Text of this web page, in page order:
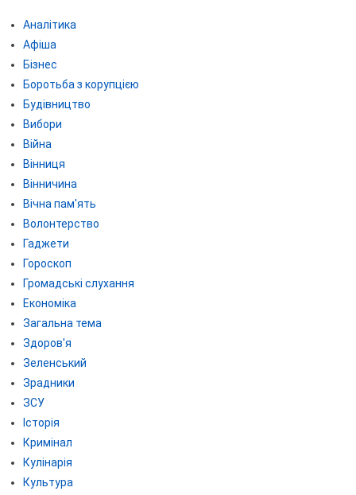
Аналітика
Афіша
Бізнес
Боротьба з корупцією
Будівництво
Вибори
Війна
Вінниця
Вінничина
Вічна пам'ять
Волонтерство
Гаджети
Гороскоп
Громадські слухання
Економіка
Загальна тема
Здоров'я
Зеленський
Зрадники
ЗСУ
Історія
Кримінал
Кулінарія
Культура